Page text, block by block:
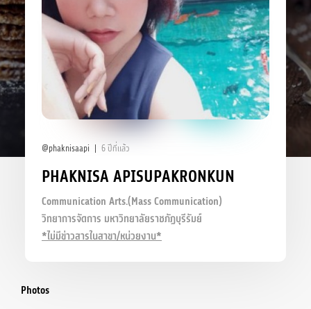
@phaknisaapi 6 ปีที่แล้ว
PHAKNISA APISUPAKRONKUN
Communication Arts.(Mass Communication)
วิทยาการจัดการ มหาวิทยาลัยราชภัฏบุรีรัมย์
*ไม่มีข่าวสารในสาขา/หน่วยงาน*
Photos